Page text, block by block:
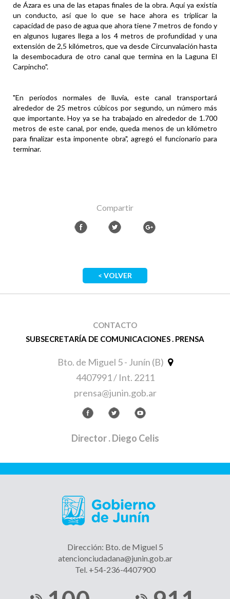
de Ázara es una de las etapas finales de la obra. Aquí ya existía
un conducto, así que lo que se hace ahora es triplicar la
capacidad de paso de agua que ahora tiene 7 metros de fondo y
en algunos lugares llega a los 4 metros de profundidad y una
extensión de 2,5 kilómetros, que va desde Circunvalación hasta
la desembocadura de otro canal que termina en la Laguna El
Carpincho".
"En períodos normales de lluvia, este canal transportará
alrededor de 25 metros cúbicos por segundo, un número más
que importante. Hoy ya se ha trabajado en alrededor de 1.700
metros de este canal, por ende, queda menos de un kilómetro
para finalizar esta imponente obra", agregó el funcionario para
terminar.
Compartir
< VOLVER
CONTACTO
SUBSECRETARÍA DE COMUNICACIONES . PRENSA
Bto. de Miguel 5 - Junín (B)
4407991 / Int. 2211
prensa@junin.gob.ar
Director. Diego Celis
Dirección: Bto. de Miguel 5
atencionciudadana@junin.gob.ar
Tel. +54-236-4407900